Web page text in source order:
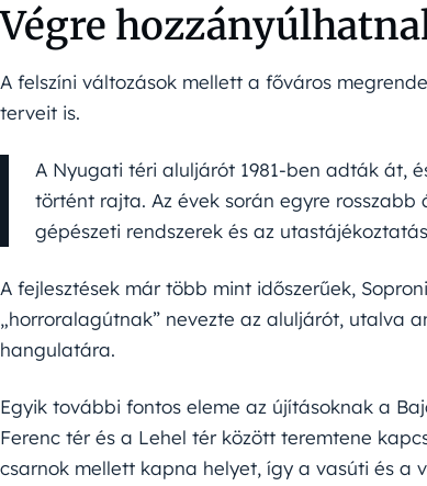
Végre
A felszíni változások mellett a főváros
terveit is.
A Nyugati téri aluljárót 1981-ben adták át,
történt rajta. Az évek során egyre
gépészeti rendszerek és az
A fejlesztések már több mint időszerűek,
„horroralagútnak” nevezte az aluljárót, utalva
hangulatára.
Egyik további fontos eleme az újításoknak a
Ferenc tér és a Lehel tér között teremtene
csarnok mellett kapna helyet, így a vasúti és a